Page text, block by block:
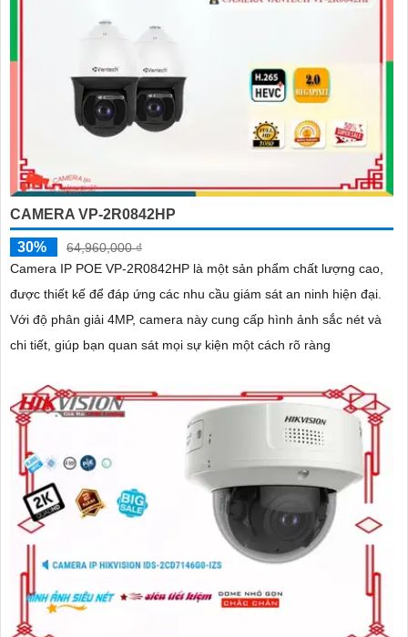
CAMERA VP-2R0842HP
30%
64,960,000 ₫
Camera IP POE VP-2R0842HP là một sản phẩm chất lượng cao,
được thiết kế để đáp ứng các nhu cầu giám sát an ninh hiện đại.
Với độ phân giải 4MP, camera này cung cấp hình ảnh sắc nét và
chi tiết, giúp bạn quan sát mọi sự kiện một cách rõ ràng